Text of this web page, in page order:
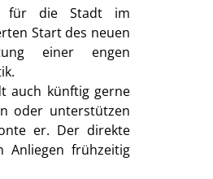
für die Stadt im
Start des neuen
einer engen
auch künftig gerne
oder unterstützen
er. Der direkte
Anliegen frühzeitig